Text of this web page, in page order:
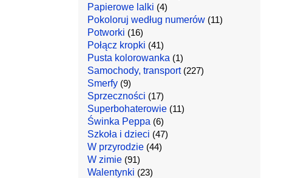
Papierowe lalki (4)
Pokoloruj według numerów(11)
Potworki (16)
Połącz kropki (41)
Pusta kolorowanka (1)
Samochody, transport(227)
Smerfy(9)
Sprzeczności (17)
Superbohaterowie(11)
Świnka Peppa (6)
Szkoła i dzieci (47)
W przyrodzie(44)
W zimie(91)
Walentynki (23)